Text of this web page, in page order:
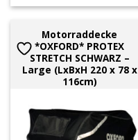
Motorraddecke
*OXFORD* PROTEX
STRETCH SCHWARZ –
Large (LxBxH 220 x 78 x
116cm)